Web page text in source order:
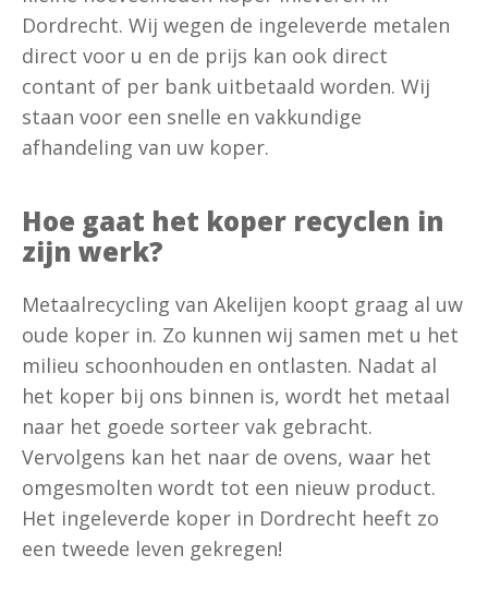
Dordrecht. Wij wegen de ingeleverde metalen
direct voor u en de prijs kan ook direct
contant of per bank uitbetaald worden. Wij
staan voor een snelle en vakkundige
afhandeling van uw koper.
Hoe gaat het koper recyclen in
zijn werk?
Metaalrecycling van Akelijen koopt graag al uw
oude koper in. Zo kunnen wij samen met u het
milieu schoonhouden en ontlasten. Nadat al
het koper bij ons binnen is, wordt het metaal
naar het goede sorteer vak gebracht.
Vervolgens kan het naar de ovens, waar het
omgesmolten wordt tot een nieuw product.
Het ingeleverde koper in Dordrecht heeft zo
een tweede leven gekregen!